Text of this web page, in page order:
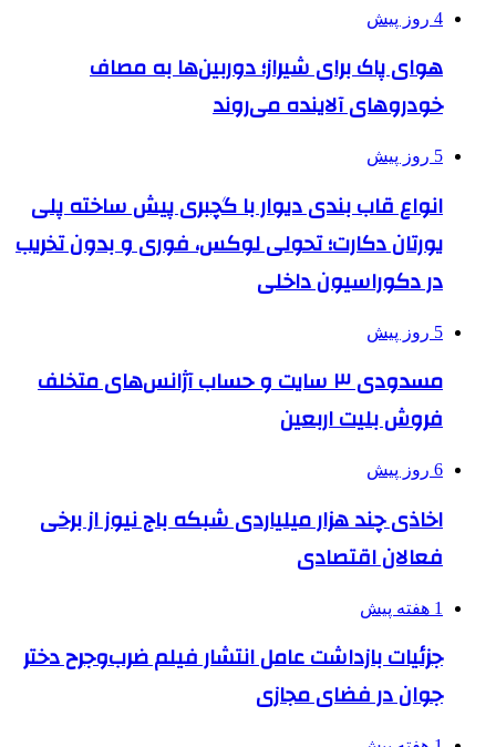
4 روز پیش
هوای پاک برای شیراز؛ دوربین‌ها به مصاف
خودروهای آلاینده می‌روند
5 روز پیش
انواع قاب بندی دیوار با گچبری پیش ساخته پلی
یورتان دکارت؛ تحولی لوکس، فوری و بدون تخریب
در دکوراسیون داخلی
5 روز پیش
مسدودی ۳ سایت و حساب آژانس‌های متخلف
فروش بلیت اربعین
6 روز پیش
اخاذی چند هزار میلیاردی شبکه باج نیوز از برخی
فعالان اقتصادی
1 هفته پیش
جزئیات بازداشت عامل انتشار فیلم ضرب‌وجرح دختر
جوان در فضای مجازی